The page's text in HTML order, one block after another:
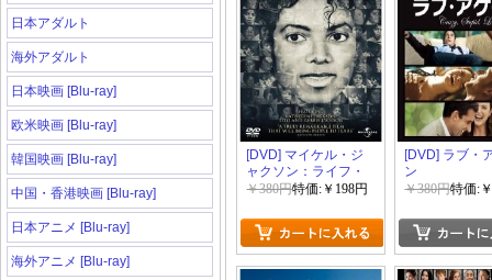
日本アダルト
海外アダルト
日本映画 [Blu-ray]
欧米映画 [Blu-ray]
韓国映画 [Blu-ray]
中国・香港映画 [Blu-ray]
日本アニメ [Blu-ray]
海外アニメ [Blu-ray]
[DVD] マイケル・ジ
ャクソン：ライフ・
オブ・アイコン 想
￥380円特価:￥198円
[DVD] ラブ・
ン
￥380円特価: